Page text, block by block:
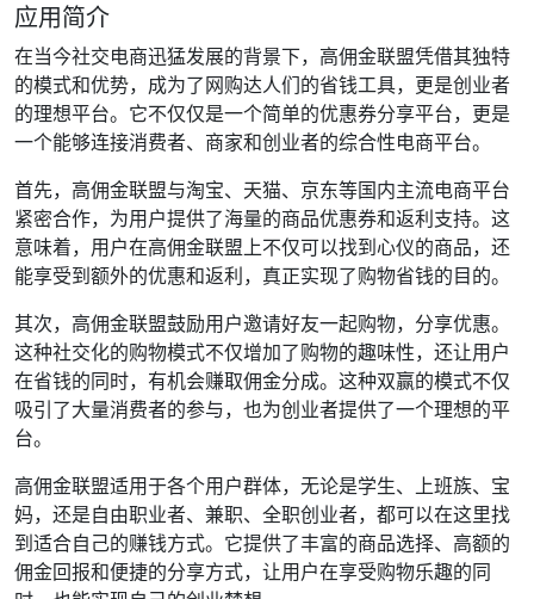
应用简介
在当今社交电商迅猛发展的背景下，高佣金联盟凭借其独特
的模式和优势，成为了网购达人们的省钱工具，更是创业者
的理想平台。它不仅仅是一个简单的优惠券分享平台，更是
一个能够连接消费者、商家和创业者的综合性电商平台。
首先，高佣金联盟与淘宝、天猫、京东等国内主流电商平台
紧密合作，为用户提供了海量的商品优惠券和返利支持。这
意味着，用户在高佣金联盟上不仅可以找到心仪的商品，还
能享受到额外的优惠和返利，真正实现了购物省钱的目的。
其次，高佣金联盟鼓励用户邀请好友一起购物，分享优惠。
这种社交化的购物模式不仅增加了购物的趣味性，还让用户
在省钱的同时，有机会赚取佣金分成。这种双赢的模式不仅
吸引了大量消费者的参与，也为创业者提供了一个理想的平
台。
高佣金联盟适用于各个用户群体，无论是学生、上班族、宝
妈，还是自由职业者、兼职、全职创业者，都可以在这里找
到适合自己的赚钱方式。它提供了丰富的商品选择、高额的
佣金回报和便捷的分享方式，让用户在享受购物乐趣的同